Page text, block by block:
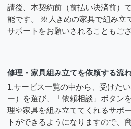
請後、本契約前（前払い決済前）
能です。 ※大きめの家具で組み立
サポートをお願いされることもござ
修理・家具組み立てを依頼する流
1.サービス一覧の中から、受けた
ー）を選び、「依頼相談」ボタン
理や家具を組み立ててくれるサポ
トができるようになりますので、